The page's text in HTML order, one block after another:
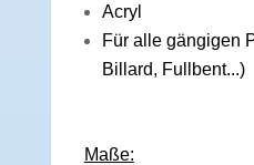
Acryl
Für alle gängigen
Billard, Fullbent...)
Maße: